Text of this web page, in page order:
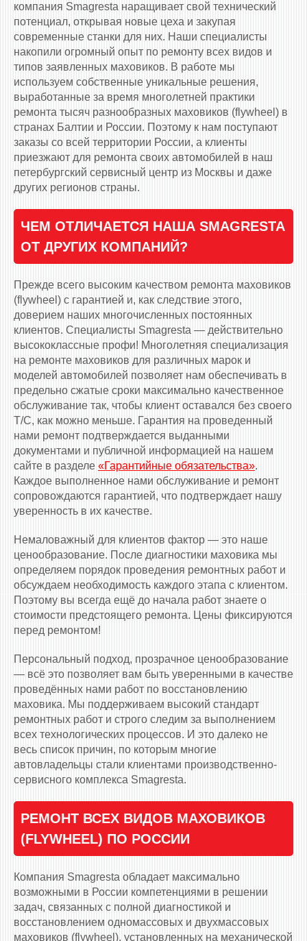
компания Smagresta наращивает свой технический
потенциал, открывая новые цеха и закупая
современные станки для них. Наши специалисты
накопили огромный опыт по ремонту всех видов и
типов заявленных маховиков. В работе мы
используем собственные уникальные решения,
выработанные за время многолетней практики
ремонта тысяч разнообразных маховиков (flywheel) в
странах Балтии и России. Поэтому к нам поступают
заказы со всей территории России, а клиенты
приезжают для ремонта своих автомобилей в наш
петербургский сервисный центр из Москвы и даже
других регионов страны.
ЧЕМ ОТЛИЧАЕТСЯ НАША SMAGRESTA
ОТ ДРУГИХ КОМПАНИЙ?
Прежде всего высоким качеством ремонта маховиков
(flywheel) с гарантией и, как следствие этого,
доверием наших многочисленных постоянных
клиентов. Специалисты Smagresta — действительно
высококлассные профи! Многолетняя специализация
на ремонте маховиков для различных марок и
моделей автомобилей позволяет нам обеспечивать в
предельно сжатые сроки максимально качественное
обслуживание так, чтобы клиент оставался без своего
Т/С, как можно меньше. Гарантия на проведенный
нами ремонт подтверждается выданными
документами и публичной информацией на нашем
сайте в разделе «Гарантийные обязательства».
Каждое выполненное нами обслуживание и ремонт
сопровождаются гарантией, что подтверждает нашу
уверенность в их качестве.
Немаловажный для клиентов фактор — это наше
ценообразование. После диагностики маховика мы
определяем порядок проведения ремонтных работ и
обсуждаем необходимость каждого этапа с клиентом.
Поэтому вы всегда ещё до начала работ знаете о
стоимости предстоящего ремонта. Цены фиксируются
перед ремонтом!
Персональный подход, прозрачное ценообразование
— всё это позволяет вам быть уверенными в качестве
проведённых нами работ по восстановлению
маховика. Мы поддерживаем высокий стандарт
ремонтных работ и строго следим за выполнением
всех технологических процессов. И это далеко не
весь список причин, по которым многие
автовладельцы стали клиентами производственно-
сервисного комплекса Smagresta.
РЕМОНТ ВСЕХ ВИДОВ МАХОВИКОВ
(FLYWHEEL) ПО РОССИИ
Компания Smagresta обладает максимально
возможными в России компетенциями в решении
задач, связанных с полной диагностикой и
восстановлением одномассовых и двухмассовых
маховиков (flywheel), установленных на механической